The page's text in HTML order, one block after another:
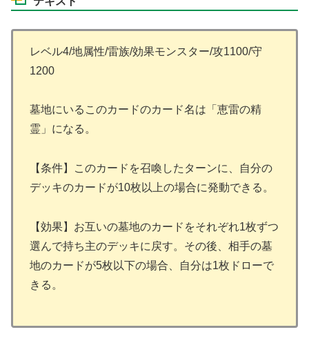
レベル4/地属性/雷族/効果モンスター/攻1100/守
1200
墓地にいるこのカードのカード名は「恵雷の精
霊」になる。
【条件】このカードを召喚したターンに、自分の
デッキのカードが10枚以上の場合に発動できる。
【効果】お互いの墓地のカードをそれぞれ1枚ずつ
選んで持ち主のデッキに戻す。その後、相手の墓
地のカードが5枚以下の場合、自分は1枚ドローで
きる。